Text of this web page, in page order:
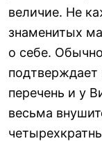
величие. Не
знаменитых
о себе.
подтверждает
перечень и у
весьма